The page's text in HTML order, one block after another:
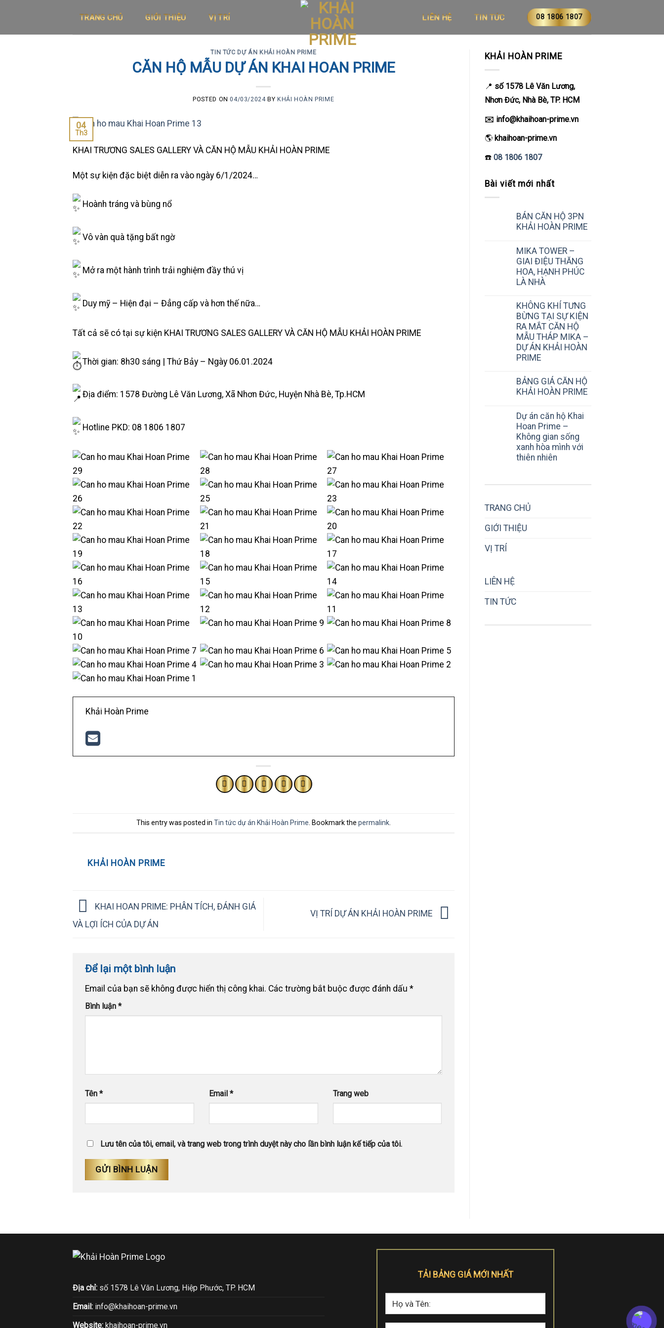
content
TRANG CHỦ GIỚI THIỆU VỊ TRÍ LIÊN HỆ TIN TỨC 08 1806 1807
TIN TỨC DỰ ÁN KHẢI HOÀN PRIME
CĂN HỘ MẪU DỰ ÁN KHAI HOAN PRIME
POSTED ON04/03/2024BY KHẢI HOÀN PRIME
04
Th3
KHAI TRƯƠNG SALES GALLERY VÀ CĂN HỘ MẪU KHẢI HOÀN PRIME
Một sự kiện đặc biệt diễn ra vào ngày 6/1/2024…
Hoành tráng và bùng nổ
Vô vàn quà tặng bất ngờ
Mở ra một hành trình trải nghiệm đầy thú vị
Duy mỹ – Hiện đại – Đẳng cấp và hơn thế nữa…
Tất cả sẽ có tại sự kiện KHAI TRƯƠNG SALES GALLERY VÀ CĂN HỘ MẪU KHẢI HOÀN PRIME
Thời gian: 8h30 sáng | Thứ Bảy – Ngày 06.01.2024
Địa điểm: 1578 Đường Lê Văn Lương, Xã Nhơn Đức, Huyện Nhà Bè, Tp.HCM
Hotline PKD: 08 1806 1807
Khải Hoàn Prime
This entry was posted in Tin tức dự án Khải Hoàn Prime. Bookmark the permalink.
KHẢI HOÀN PRIME
KHAI HOAN PRIME: PHÂN TÍCH, ĐÁNH GIÁ
VÀ LỢI ÍCH CỦA DỰ ÁN
VỊ TRÍ DỰ ÁN KHẢI HOÀN PRIME
Để lại một bình luận
Email của bạn sẽ không được hiển thị công khai. Các trường bắt buộc được đánh dấu *
Bình luận *
Tên * Email * Trang web
Lưu tên của tôi, email, và trang web trong trình duyệt này cho lần bình luận kế tiếp của tôi.
KHẢI HOÀN PRIME
📍 số 1578 Lê Văn Lương,
Nhơn Đức, Nhà Bè, TP. HCM
✉️ info@khaihoan-prime.vn
🌎 khaihoan-prime.vn
☎️ 08 1806 1807
Bài viết mới nhất
BÁN CĂN HỘ 3PN
KHẢI HOÀN PRIME
MIKA TOWER –
GIAI ĐIỆU THĂNG
HOA, HẠNH PHÚC
LÀ NHÀ
KHÔNG KHÍ TƯNG
BỪNG TẠI SỰ KIỆN
RA MẮT CĂN HỘ
MẪU THÁP MIKA –
DỰ ÁN KHẢI HOÀN
PRIME
BẢNG GIÁ CĂN HỘ
KHẢI HOÀN PRIME
Dự án căn hộ Khai
Hoan Prime –
Không gian sống
xanh hòa mình với
thiên nhiên
TRANG CHỦ
GIỚI THIỆU
VỊ TRÍ
LIÊN HỆ
TIN TỨC
Địa chỉ: số 1578 Lê Văn Lương, Hiệp Phước, TP. HCM
Email: info@khaihoan-prime.vn
Website: khaihoan-prime.vn
TẢI BẢNG GIÁ MỚI NHẤT